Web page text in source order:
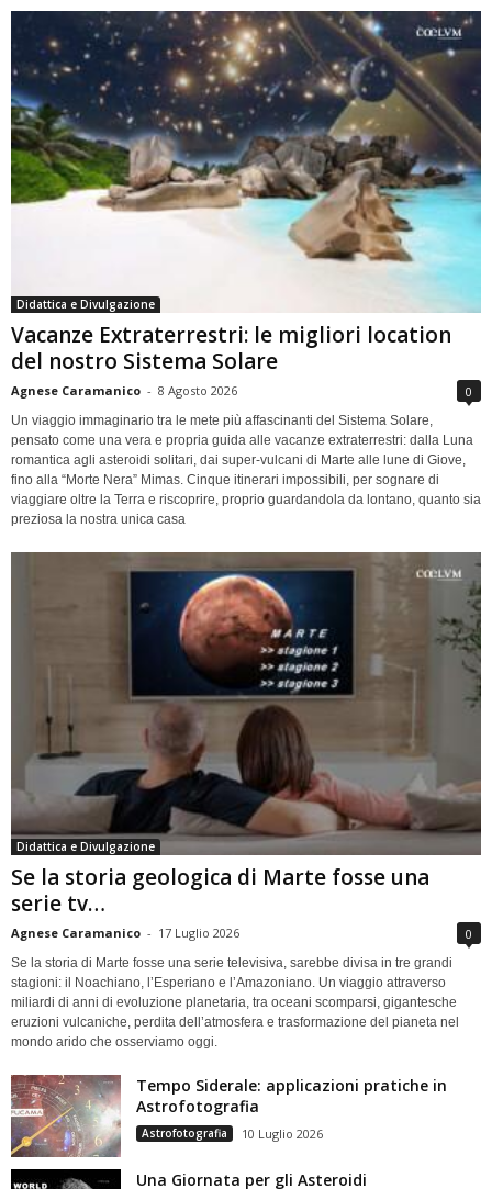
Didattica e Divulgazione
Vacanze Extraterrestri: le migliori location
del nostro Sistema Solare
Agnese Caramanico - 8 Agosto 2026 0
Un viaggio immaginario tra le mete più affascinanti del Sistema Solare,
pensato come una vera e propria guida alle vacanze extraterrestri: dalla Luna
romantica agli asteroidi solitari, dai super-vulcani di Marte alle lune di Giove,
fino alla “Morte Nera” Mimas. Cinque itinerari impossibili, per sognare di
viaggiare oltre la Terra e riscoprire, proprio guardandola da lontano, quanto sia
preziosa la nostra unica casa
Didattica e Divulgazione
Se la storia geologica di Marte fosse una
serie tv…
Agnese Caramanico - 17 Luglio 2026 0
Se la storia di Marte fosse una serie televisiva, sarebbe divisa in tre grandi
stagioni: il Noachiano, l’Esperiano e l’Amazoniano. Un viaggio attraverso
miliardi di anni di evoluzione planetaria, tra oceani scomparsi, gigantesche
eruzioni vulcaniche, perdita dell’atmosfera e trasformazione del pianeta nel
mondo arido che osserviamo oggi.
Tempo Siderale: applicazioni pratiche in
Astrofotografia
Astrofotografia 10 Luglio 2026
Una Giornata per gli Asteroidi